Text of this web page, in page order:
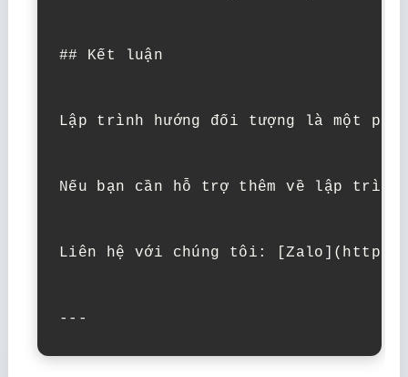
## Kết luận
Lập trình hướng đối tượng là một
Nếu bạn cần hỗ trợ thêm về lập
Liên hệ với chúng tôi: [Zalo](https://
---